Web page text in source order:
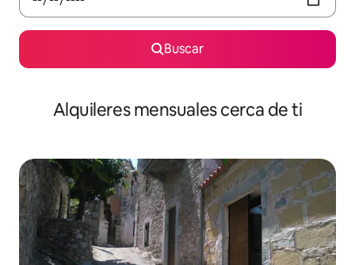
Buscar
Alquileres mensuales cerca de ti